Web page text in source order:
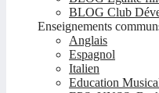
BLOG Club
Enseignements
Anglais
Espagnol
Italien
Education